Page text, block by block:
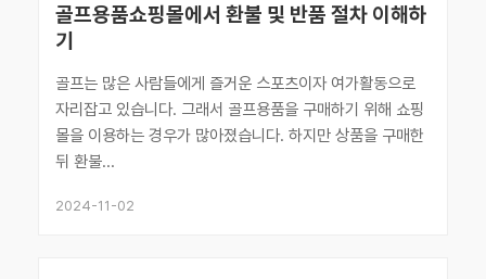
골프용품쇼핑몰에서 환불 및 반품 절차 이해하
기
골프는 많은 사람들에게 즐거운 스포츠이자 여가활동으로
자리잡고 있습니다. 그래서 골프용품을 구매하기 위해 쇼핑
몰을 이용하는 경우가 많아졌습니다. 하지만 상품을 구매한
뒤 환불...
2024-11-02